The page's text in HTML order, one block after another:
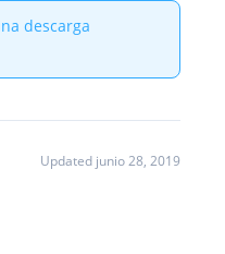
descarga
Updated junio 28, 2019